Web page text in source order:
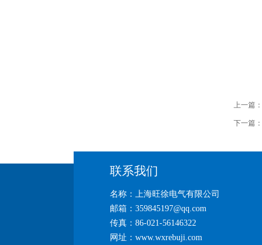
上一篇：
下一篇：
联系我们
名称：上海旺徐电气有限公司
邮箱：359845197@qq.com
传真：86-021-56146322
网址：www.wxrebuji.com